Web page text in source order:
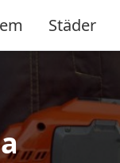
Städer